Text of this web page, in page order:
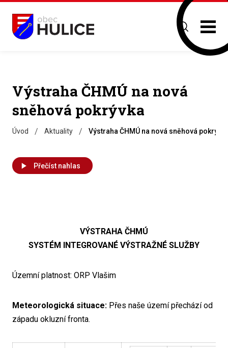
Výstraha ČHMÚ na nová
sněhová pokrývka
Úvod / Aktuality / Výstraha ČHMÚ na nová sněhová
Přečíst nahlas
VÝSTRAHA ČHMÚ
SYSTÉM INTEGROVANÉ VÝSTRAŽNÉ SLUŽBY
Územní platnost: ORP Vlašim
Meteorologická situace: Přes naše území přechází od
západu okluzní fronta.